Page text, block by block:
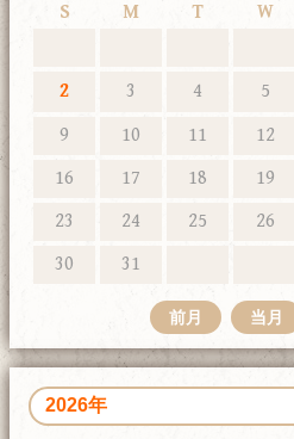
S M T W
2
3 4 5
9
10 11 12
16
17 18 19
23
24 25 26
30
31
前月 当月
2026年